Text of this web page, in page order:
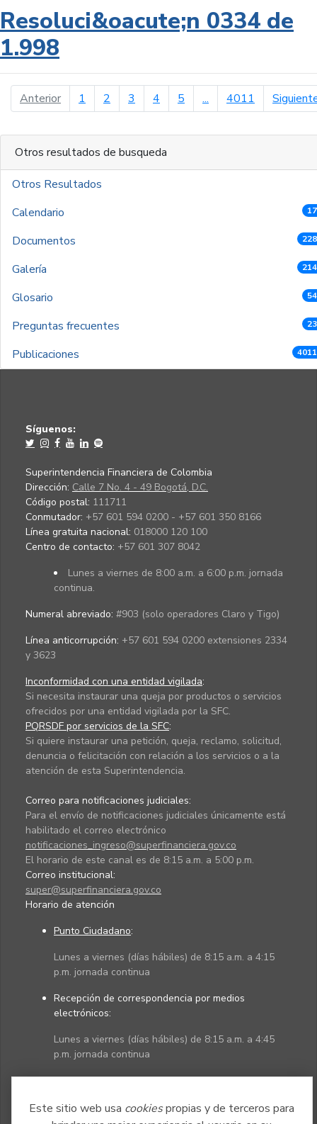
Este sitio web usa cookiespropias y de terceros para
Resoluci&oacute;n 0334 de
1.998
Anteriorpágina anterior
1 2 3 4 5 ... 4011
Otros resultados de busqueda
Otros Resultados
Calendario
Documentos
Galería
Glosario
Preguntas frecuentes
Publicaciones
Síguenos:
Superintendencia Financiera de Colombia
Dirección: Calle 7 No. 4 - 49 Bogotá, D.C.
Código postal: 111711
Conmutador: +57 601 594 0200 - +57 601 350 8166
Línea gratuita nacional: 018000 120 100
Centro de contacto: +57 601 307 8042
Lunes a viernes de 8:00 a.m. a 6:00 p.m. jornada
continua.
Numeral abreviado: #903 (solo operadores Claro y Tigo)
Línea anticorrupción: +57 601 594 0200 extensiones 2334
y 3623
Inconformidad con una entidad vigilada:
Si necesita instaurar una queja por productos o servicios
ofrecidos por una entidad vigilada por la SFC.
PQRSDF por servicios de la SFC:
Si quiere instaurar una petición, queja, reclamo, solicitud,
denuncia o felicitación con relación a los servicios o a la
atención de esta Superintendencia.
Correo para notificaciones judiciales:
Para el envío de notificaciones judiciales únicamente está
habilitado el correo electrónico
notificaciones_ingreso@superfinanciera.gov.co
El horario de este canal es de 8:15 a.m. a 5:00 p.m.
Correo institucional:
super@superfinanciera.gov.co
Horario de atención
Punto Ciudadano:
Lunes a viernes (días hábiles) de 8:15 a.m. a 4:15
p.m. jornada continua
Recepción de correspondencia por medios
electrónicos:
Lunes a viernes (días hábiles) de 8:15 a.m. a 4:45
p.m. jornada continua